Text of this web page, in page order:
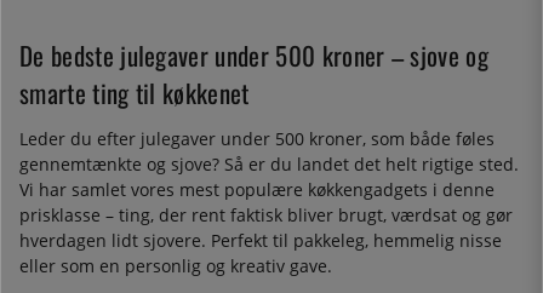
De bedste julegaver under 500 kroner – sjove og
smarte ting til køkkenet
Leder du efter julegaver under 500 kroner, som både føles
gennemtænkte og sjove? Så er du landet det helt rigtige sted.
Vi har samlet vores mest populære køkkengadgets i denne
prisklasse – ting, der rent faktisk bliver brugt, værdsat og gør
hverdagen lidt sjovere. Perfekt til pakkeleg, hemmelig nisse
eller som en personlig og kreativ gave.